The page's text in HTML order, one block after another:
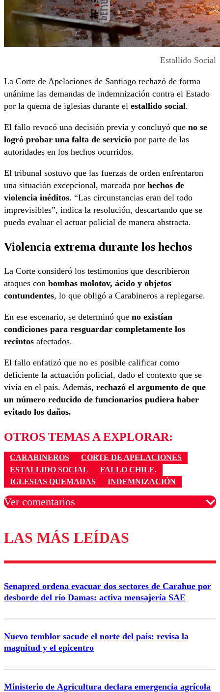
Estallido Social
La Corte de Apelaciones de Santiago rechazó de forma
unánime las demandas de indemnización contra el Estado
por la quema de iglesias durante el estallido social.
El fallo revocó una decisión previa y concluyó que no se
logró probar una falta de servicio por parte de las
autoridades en los hechos ocurridos.
El tribunal sostuvo que las fuerzas de orden enfrentaron
una situación excepcional, marcada por hechos de
violencia inéditos. “Las circunstancias eran del todo
imprevisibles”, indica la resolución, descartando que se
pueda evaluar el actuar policial de manera abstracta.
Violencia extrema durante los hechos
La Corte consideró los testimonios que describieron
ataques con bombas molotov, ácido y objetos
contundentes, lo que obligó a Carabineros a replegarse.
En ese escenario, se determinó que no existían
condiciones para resguardar completamente los
recintos afectados.
El fallo enfatizó que no es posible calificar como
deficiente la actuación policial, dado el contexto que se
vivía en el país. Además, rechazó el argumento de que
un número reducido de funcionarios pudiera haber
evitado los daños.
OTROS TEMAS A EXPLORAR:
CARABINEROS
CORTE DE APELACIONES
ESTALLIDO SOCIAL
FALLO CHILE.
IGLESIAS QUEMADAS
INDEMNIZACIÓN
Ver comentarios
Los comentarios son moderados para garantizar un
diálogo respetuoso.
Correo
LAS MÁS LEÍDAS
Senapred ordena evacuar dos sectores de Carahue por
desborde del río Damas: activa mensajería SAE
Nuevo temblor sacude el norte del país: revisa la
magnitud y el epicentro
Ministerio de Agricultura declara emergencia agrícola